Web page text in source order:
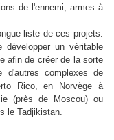
de l'ennemi, armes à
liste de ces projets.
développer un véritable
afin de créer de la sorte
d'autres complexes de
Rico, en Norvège à
(près de Moscou) ou
le Tadjikistan.